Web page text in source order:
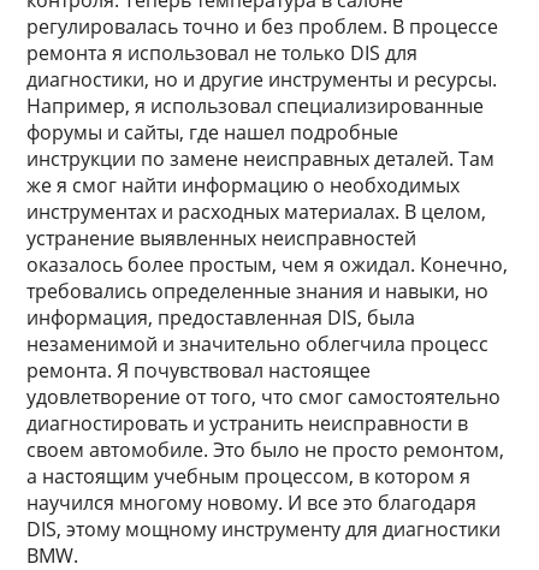
регулировалась точно и без проблем. В процессе
ремонта я использовал не только DIS для
диагностики, но и другие инструменты и ресурсы.
Например, я использовал специализированные
форумы и сайты, где нашел подробные
инструкции по замене неисправных деталей. Там
же я смог найти информацию о необходимых
инструментах и расходных материалах. В целом,
устранение выявленных неисправностей
оказалось более простым, чем я ожидал. Конечно,
требовались определенные знания и навыки, но
информация, предоставленная DIS, была
незаменимой и значительно облегчила процесс
ремонта. Я почувствовал настоящее
удовлетворение от того, что смог самостоятельно
диагностировать и устранить неисправности в
своем автомобиле. Это было не просто ремонтом,
а настоящим учебным процессом, в котором я
научился многому новому. И все это благодаря
DIS, этому мощному инструменту для диагностики
BMW.